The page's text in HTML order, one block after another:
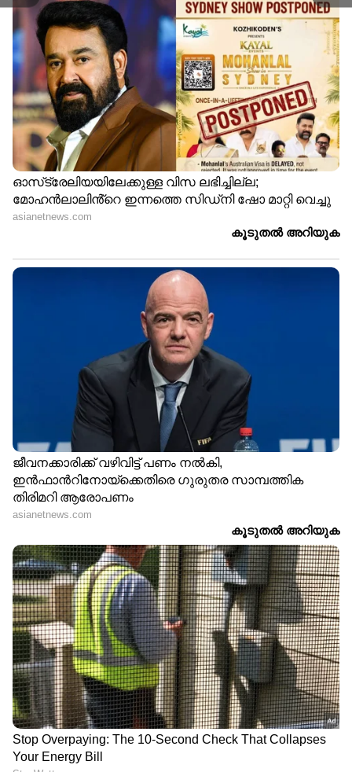
ഗൾഫ് ഓഫ് മാന്നാർ, തെക്കൻ തമിഴ്‌നാട് തീരം,
ശ്രീലങ്കൻ തീരത്തോട് ചേർന്നുള്ള തെക്ക്-
പടിഞ്ഞാറൻ ബംഗാൾ ഉൾക്കടൽ
എന്നിവിടങ്ങളിൽ മണിക്കൂറിൽ 45 മുതൽ 55
കിലോമീറ്റര്‍ വേഗതയിലും ചില അവസരങ്ങളിൽ
65 കിലോമീറ്റര്‍ വേഗതയിലും ശക്തമായ കാറ്റിന്
സാധ്യത.
29-08-2022 മുതൽ 01-09-2022 വരെ: തെക്ക്-
കിഴക്കൻ അറബിക്കടലിൽ മണിക്കൂറിൽ 40
മുതൽ 50 കിലോമീറ്റര്‍ വേഗതയിൽ ശക്തമായ
കാറ്റിനും മോശം കാലാവസ്ഥയ്ക്കും സാധ്യത.
തീയതികളിൽ മല്‍സ്യബന്ധനത്തിന് പോകാന്‍